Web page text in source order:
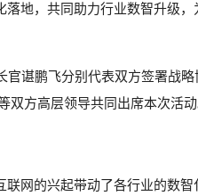
地，共同助力行业数智升级
谌鹏飞分别代表双方签署战
方高层领导共同出席本次活动
网的兴起带动了各行业的数